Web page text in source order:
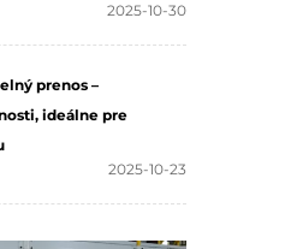
2025-10-30
prenos –
ideálne pre
2025-10-23